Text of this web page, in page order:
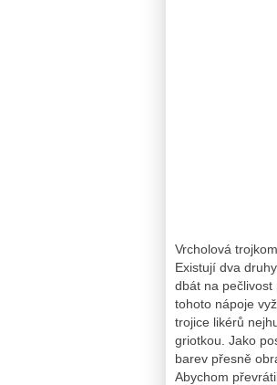
Vrcholová
Existují dva
dbát na
tohoto nápoje
trojice likérů
griotkou. Jako
barev přesně
Abychom